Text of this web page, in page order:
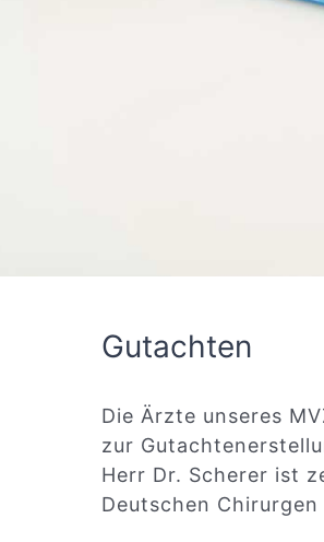
Gutachten
Die Ärzte unseres
zur
Herr Dr. Scherer ist
Deutschen Chirurgen